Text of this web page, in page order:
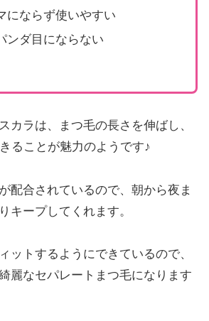
にならず使いやすい
ンダ目にならない
カラは、まつ毛の長さを伸ばし、
ることが魅力のようです♪
配合されているので、朝から夜ま
キープしてくれます。
ットするようにできているので、
麗なセパレートまつ毛になります